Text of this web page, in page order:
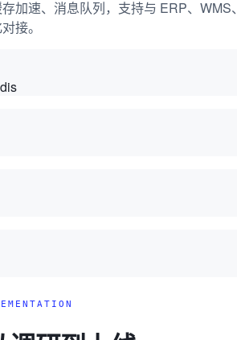
加速、消息队列，支持与 ERP、WMS
接。